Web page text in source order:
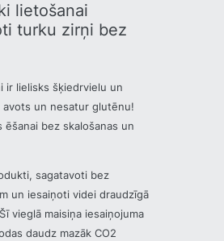
lietošanai
turku zirņi bez
ir lielisks šķiedrvielu un
avots un nesatur glutēnu!
ēšanai bez skalošanas un
sagatavoti bez
un iesaiņoti videi draudzīgā
vieglā maisiņa iesaiņojuma
daudz mazāk CO2